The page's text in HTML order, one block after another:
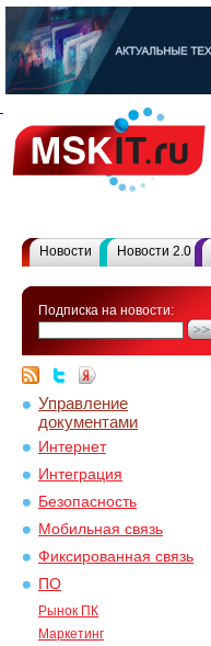
Новости Новости 2.0
Подписка на новости:
Управление
документами
Интернет
Интеграция
Безопасность
Мобильная связь
Фиксированная связь
ПО
Рынок ПК
Маркетинг